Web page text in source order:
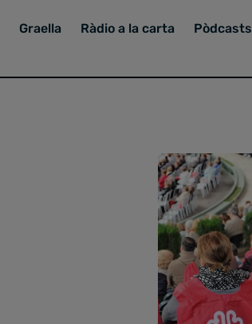
Graella Ràdio a la carta Pòdcasts